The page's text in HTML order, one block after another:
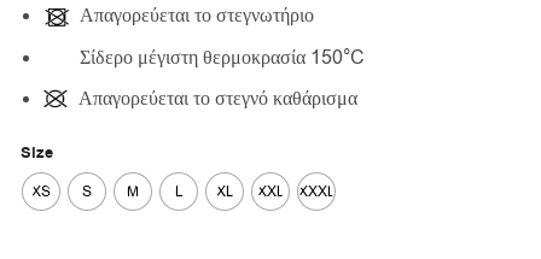
Απαγορεύεται το στεγνωτήριο
Σίδερο μέγιστη θερμοκρασία 150°C
Απαγορεύεται το στεγνό καθάρισμα
Size
XS S M L XL XXL XXXL